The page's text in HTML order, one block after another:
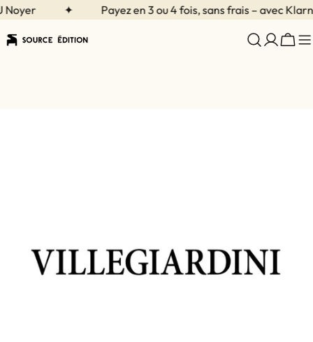
Aller
contenu
Payez en 3 ou 4 fois, sans frais – avec Klarna